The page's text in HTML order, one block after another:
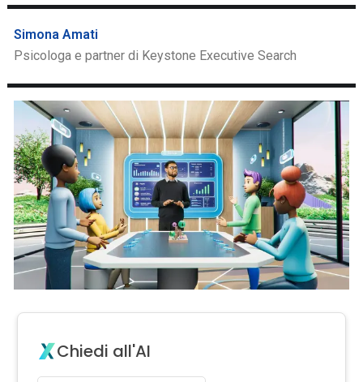
Simona Amati
Psicologa e partner di Keystone Executive Search
Chiedi all'AI